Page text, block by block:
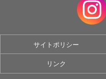
サイトポリシー
リンク